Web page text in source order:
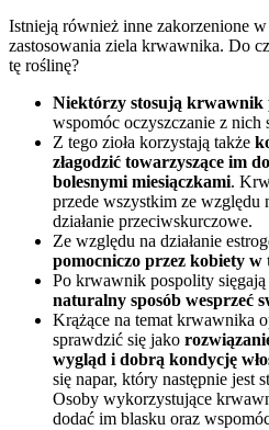
Istnieją również inne zakorzenione
zastosowania ziela krwawnika. Do
tę roślinę?
Niektórzy stosują krwawnik
wspomóc oczyszczanie z nich
Z tego zioła korzystają także
złagodzić towarzyszące im
bolesnymi miesiączkami.
przede wszystkim ze względu
działanie przeciwskurczowe.
Ze względu na działanie
pomocniczo przez kobiety
Po krwawnik pospolity
naturalny sposób wesprzeć
Krążące na temat krwawnika
sprawdzić się jako
wygląd i dobrą kondycję
się napar, który następnie jest
Osoby wykorzystujące
dodać im blasku oraz